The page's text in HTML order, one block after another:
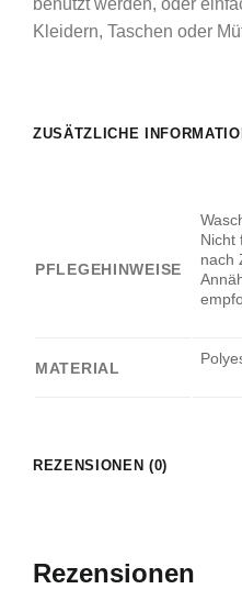
benutzt werden, oder
Kleidern, Taschen oder
ZUSÄTZLICHE
PFLEGEHINWEISE
Nicht
nach
MATERIAL
REZENSIONEN (0)
Rezensionen